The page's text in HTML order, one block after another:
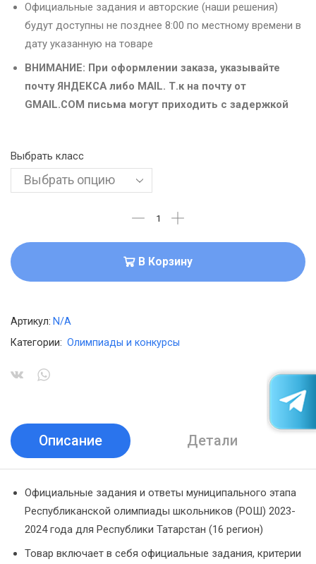
Официальные задания и авторские (наши решения)
будут доступны не позднее 8:00 по местному времени в
дату указанную на товаре
ВНИМАНИЕ: При оформлении заказа, указывайте
почту ЯНДЕКСА либо MAIL. Т.к на почту от
GMAIL.COM письма могут приходить с задержкой
Выбрать класс
В Корзину
Артикул: N/A
Категории: Олимпиады и конкурсы
Описание Детали
Официальные задания и ответы муниципального этапа
Республиканской олимпиады школьников (РОШ) 2023-
2024 года для Республики Татарстан (16 регион)
Товар включает в себя официальные задания, критерии